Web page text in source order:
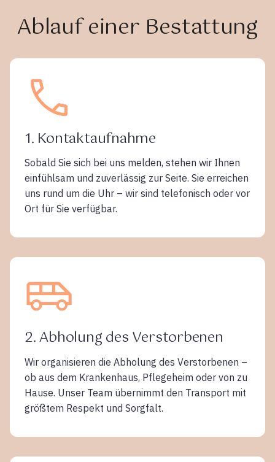
Ablauf einer Bestattung
1. Kontaktaufnahme
Sobald Sie sich bei uns melden, stehen wir Ihnen
einfühlsam und zuverlässig zur Seite. Sie erreichen
uns rund um die Uhr – wir sind telefonisch oder vor
Ort für Sie verfügbar.
2. Abholung des Verstorbenen
Wir organisieren die Abholung des Verstorbenen –
ob aus dem Krankenhaus, Pflegeheim oder von zu
Hause. Unser Team übernimmt den Transport mit
größtem Respekt und Sorgfalt.